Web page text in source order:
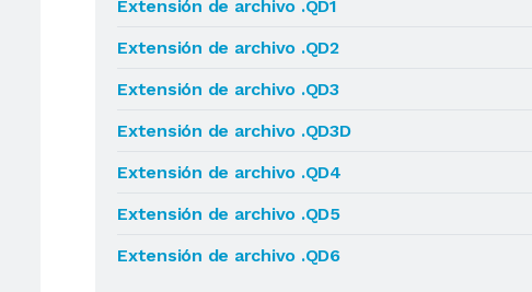
Extensión de archivo .QD1
Extensión de archivo .QD2
Extensión de archivo .QD3
Extensión de archivo .QD3D
Extensión de archivo .QD4
Extensión de archivo .QD5
Extensión de archivo .QD6